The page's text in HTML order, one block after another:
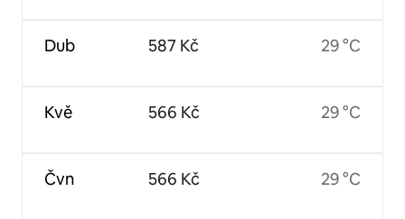
Dub
Kvě
Čvn
587 Kč
566 Kč
566 Kč
29 °C
29 °C
29 °C